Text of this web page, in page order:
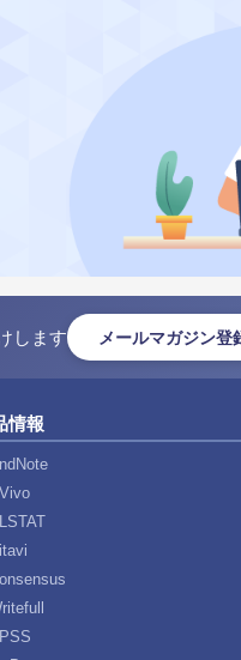
します メールマガジン登
情報